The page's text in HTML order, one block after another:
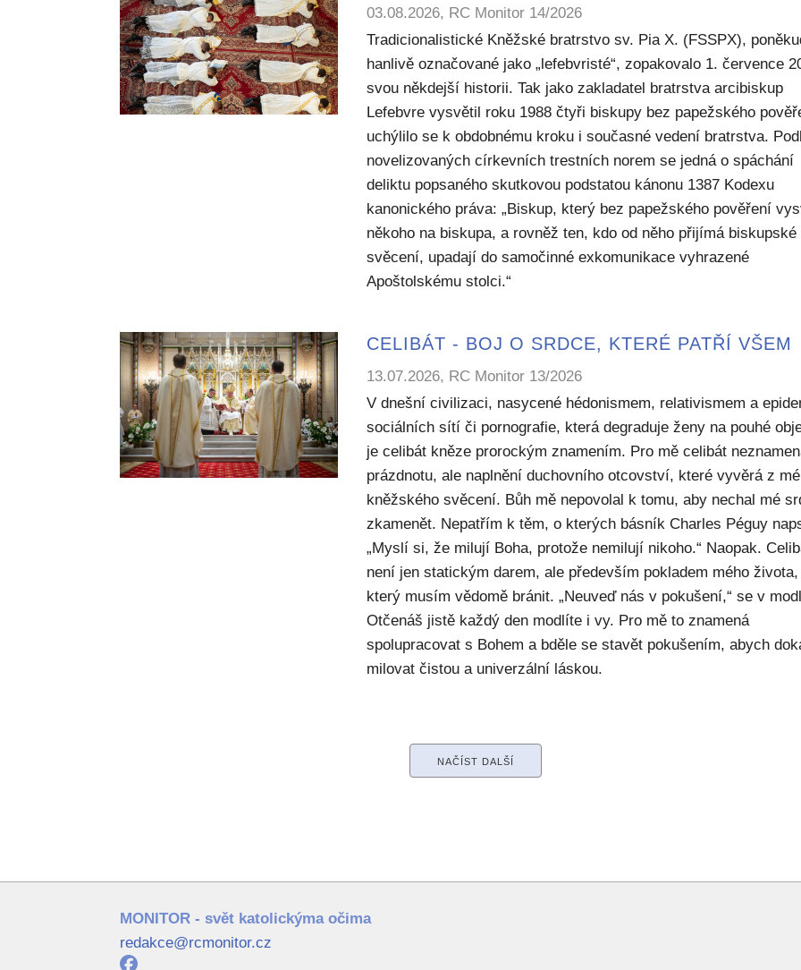
03.08.2026, RC Monitor 14/2026
Tradicionalistické Kněžské bratrstvo sv. Pia X. (FSSPX),
hanlivě označované jako „lefebvristé“, zopakovalo 1. července
svou někdejší historii. Tak jako zakladatel bratrstva arcibiskup
Lefebvre vysvětil roku 1988 čtyři biskupy bez papežského
uchýlilo se k obdobnému kroku i současné vedení bratrstva.
novelizovaných církevních trestních norem se jedná o spáchání
deliktu popsaného skutkovou podstatou kánonu 1387 Kodexu
kanonického práva: „Biskup, který bez papežského pověření
někoho na biskupa, a rovněž ten, kdo od něho přijímá biskupské
svěcení, upadají do samočinné exkomunikace vyhrazené
Apoštolskému stolci.“
CELIBÁT - BOJ O SRDCE, KTERÉ PATŘÍ VŠEM
13.07.2026, RC Monitor 13/2026
V dnešní civilizaci, nasycené hédonismem, relativismem a
sociálních sítí či pornografie, která degraduje ženy na pouhé
je celibát kněze prorockým znamením. Pro mě celibát
prázdnotu, ale naplnění duchovního otcovství, které vyvěrá z
kněžského svěcení. Bůh mě nepovolal k tomu, aby nechal mé
zkamenět. Nepatřím k těm, o kterých básník Charles Péguy
„Myslí si, že milují Boha, protože nemilují nikoho.“ Naopak.
není jen statickým darem, ale především pokladem mého života,
který musím vědomě bránit. „Neuveď nás v pokušení,“ se v
Otčenáš jistě každý den modlíte i vy. Pro mě to znamená
spolupracovat s Bohem a bděle se stavět pokušením, abych
milovat čistou a univerzální láskou.
NAČÍST DALŠÍ
MONITOR - svět katolickýma očima
redakce@rcmonitor.cz